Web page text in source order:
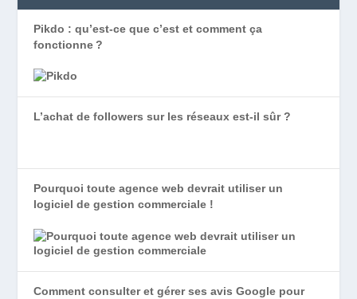
Pikdo : qu’est-ce que c’est et comment ça
fonctionne ?
L’achat de followers sur les réseaux est-il sûr ?
Pourquoi toute agence web devrait utiliser un
logiciel de gestion commerciale !
Comment consulter et gérer ses avis Google pour